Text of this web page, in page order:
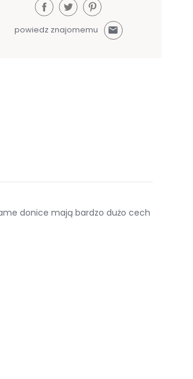
powiedz znajomemu mail
donice mają bardzo dużo cech